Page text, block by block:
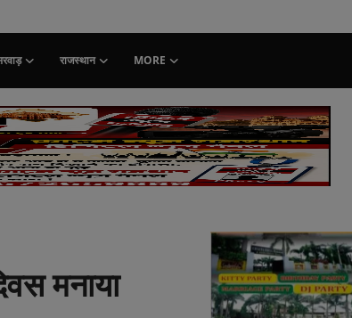
राजस्थान MORE
मनाया